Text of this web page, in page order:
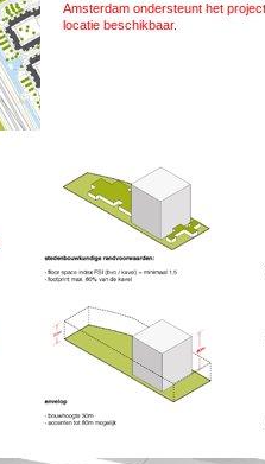
Amsterdam ondersteunt het
locatie beschikbaar.